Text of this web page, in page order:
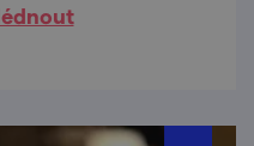
pěšinky už na vás